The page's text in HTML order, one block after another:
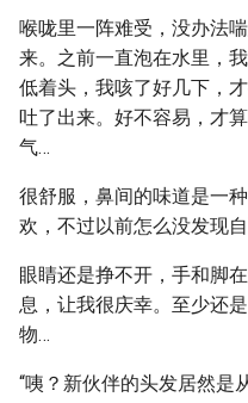
喉咙里一阵难受，没办法
来。之前一直泡在水里，
低着头，我咳了好几下，
吐了出来。好不容易，才
气…
很舒服，鼻间的味道是一
欢，不过以前怎么没发现
眼睛还是挣不开，手和脚
息，让我很庆幸。至少还
物…
“咦？新伙伴的头发居然是